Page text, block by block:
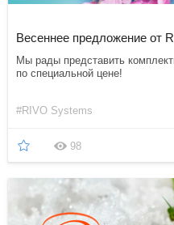
Весеннее предложение от
Мы рады представить
по специальной цене!
#RIVO Systems
98